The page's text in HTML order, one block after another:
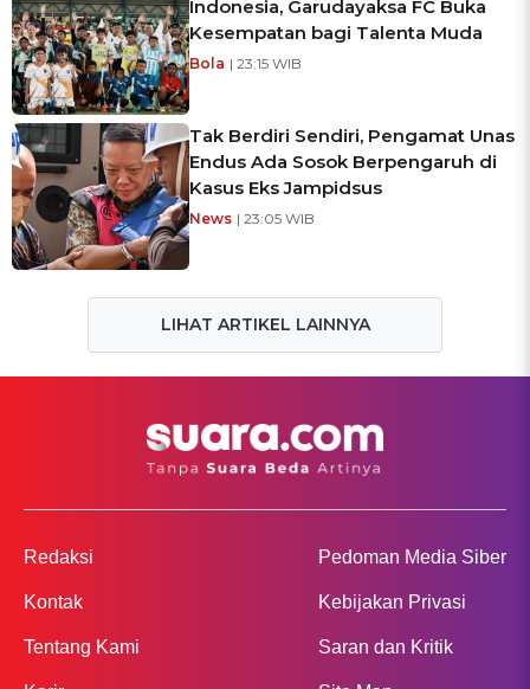
Indonesia, Garudayaksa FC Buka
Kesempatan bagi Talenta Muda
Bola | 23:15 WIB
Tak Berdiri Sendiri, Pengamat Unas
Endus Ada Sosok Berpengaruh di
Kasus Eks Jampidsus
News | 23:05 WIB
LIHAT ARTIKEL LAINNYA
Redaksi
Kontak
Tentang Kami
Pedoman Media Siber
Kebijakan Privasi
Saran dan Kritik